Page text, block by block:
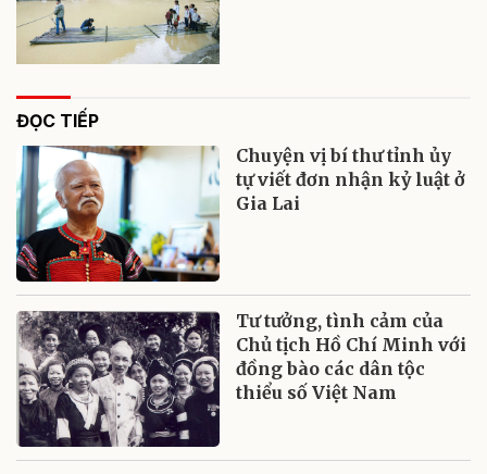
ĐỌC TIẾP
Chuyện vị bí thư tỉnh ủy
tự viết đơn nhận kỷ luật ở
Gia Lai
Tư tưởng, tình cảm của
Chủ tịch Hồ Chí Minh với
đồng bào các dân tộc
thiểu số Việt Nam